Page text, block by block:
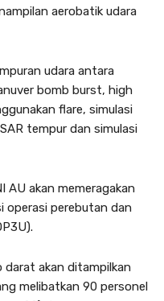
aerobatik udara
udara antara
bomb burst, high
flare, simulasi
tempur dan simulasi
AU akan memeragakan
operasi perebutan dan
darat akan ditampilkan
melibatkan 90 personel